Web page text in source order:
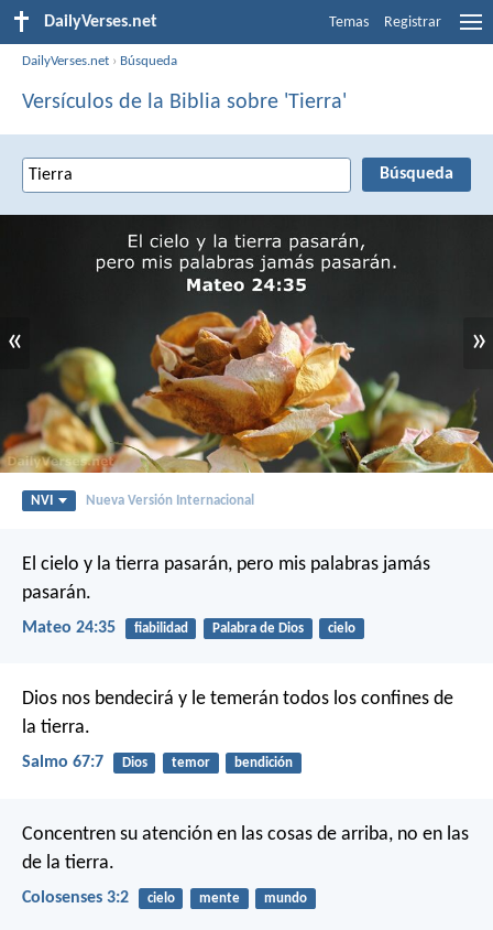
DailyVerses.net Temas Registrar
DailyVerses.net › Búsqueda
Versículos de la Biblia sobre 'Tierra'
« »
NVI Nueva Versión Internacional
El cielo y la tierra pasarán, pero mis palabras jamás
pasarán.
Mateo 24:35 fiabilidad Palabra de Dios cielo
Dios nos bendecirá y le temerán todos los confines de
la tierra.
Salmo 67:7 Dios temor bendición
Concentren su atención en las cosas de arriba, no en las
de la tierra.
Colosenses 3:2 cielo mente mundo